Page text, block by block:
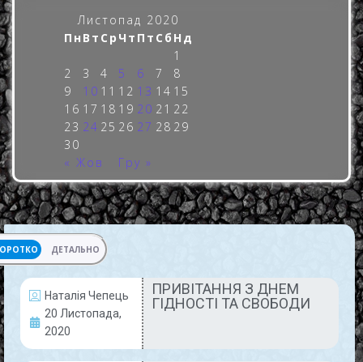
Листопад 2020
Пн Вт Ср Чт Пт Сб Нд
1
2
3 4 5 6 7
8
9
10 11 12 13 14 15
16 17 18 19 20 21 22
23 24 25 26 27 28 29
30
« Жов
Гру »
ДЕТАЛЬНО
Наталія Чепець
20 Листопада,
2020
ПРИВІТАННЯ З ДНЕМ
ГІДНОСТІ ТА СВОБОДИ
ПРИВІТАННЯ